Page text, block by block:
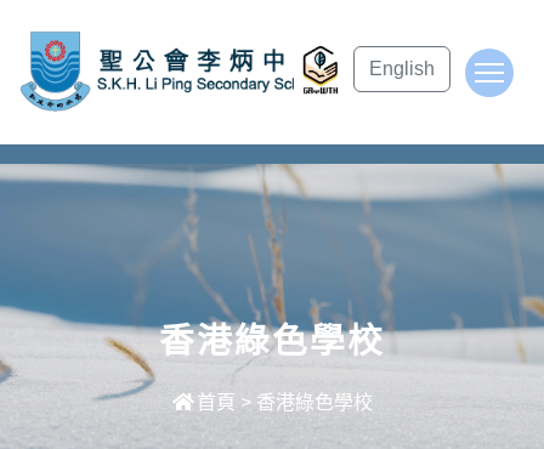
English
香港綠色學校
首頁 > 香港綠色學校